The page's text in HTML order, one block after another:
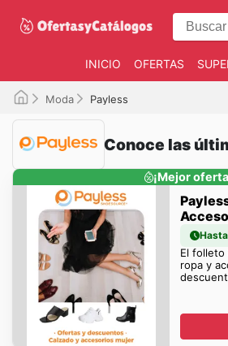
INICIO OFERTAS
Moda Payless
Conoce las
¡Mejor
El folleto
ropa y